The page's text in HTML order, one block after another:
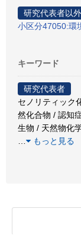
研究代表者以外
小区分47050:環
キーワード
研究代表者
セノリティック
然化合物 / 認知
生物 / 天然物化
もっと見る